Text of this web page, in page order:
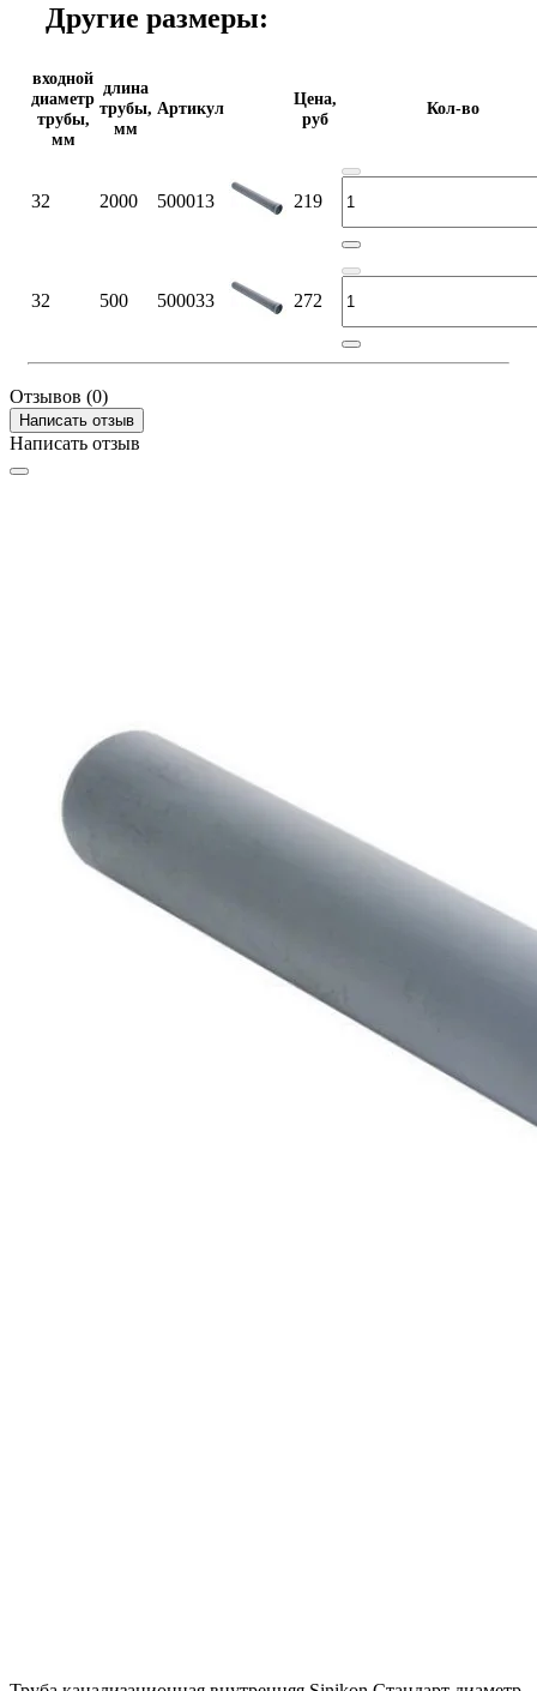
Другие размеры:
входной
диаметр
трубы,
мм
длина
трубы,
мм
Артикул
Цена,
руб
Кол-во
32 2000 500013 219
32 500 500033 272
Отзывов (0)
Написать отзыв
Написать отзыв